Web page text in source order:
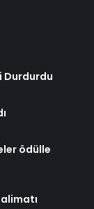
Durdurdu
ödülle